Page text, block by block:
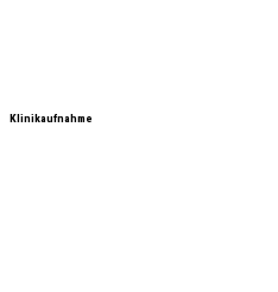
Klinikaufnahme